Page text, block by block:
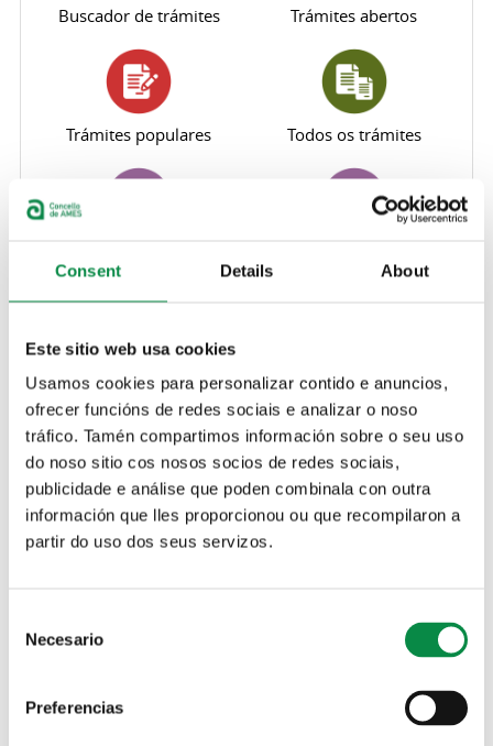
Consent Details About
Este sitio web usa cookies
Usamos cookies para personalizar contido e anuncios,
ofrecer funcións de redes sociais e analizar o noso
tráfico. Tamén compartimos información sobre o seu uso
do noso sitio cos nosos socios de redes sociais,
publicidade e análise que poden combinala con outra
información que lles proporcionou ou que recompilaron a
partir do uso dos seus servizos.
Selection
Necesario
Preferencias
Buscador de trámites Trámites abertos
Trámites populares Todos os trámites
Oficina Virtual Tributaria Canle de denuncias
Solicitude de praza nas Escolas infantís municipais
Pestanas principais
municipal 2026
municipal do primeiro semestre de 2026